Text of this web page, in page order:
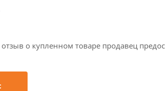
о купленном товаре продавец